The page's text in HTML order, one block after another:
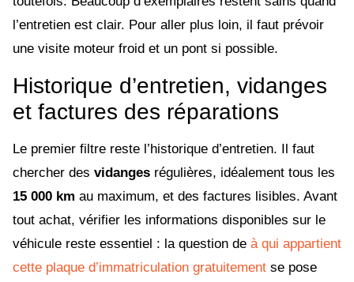
l’entretien est clair. Pour aller plus loin, il faut prévoir
une visite moteur froid et un pont si possible.
Historique d’entretien, vidanges
et factures des réparations
Le premier filtre reste l’historique d’entretien. Il faut
chercher des vidanges régulières, idéalement tous les
15 000 km au maximum, et des factures lisibles. Avant
tout achat, vérifier les informations disponibles sur le
véhicule reste essentiel : la question de à qui appartient
cette plaque d’immatriculation gratuitement se pose